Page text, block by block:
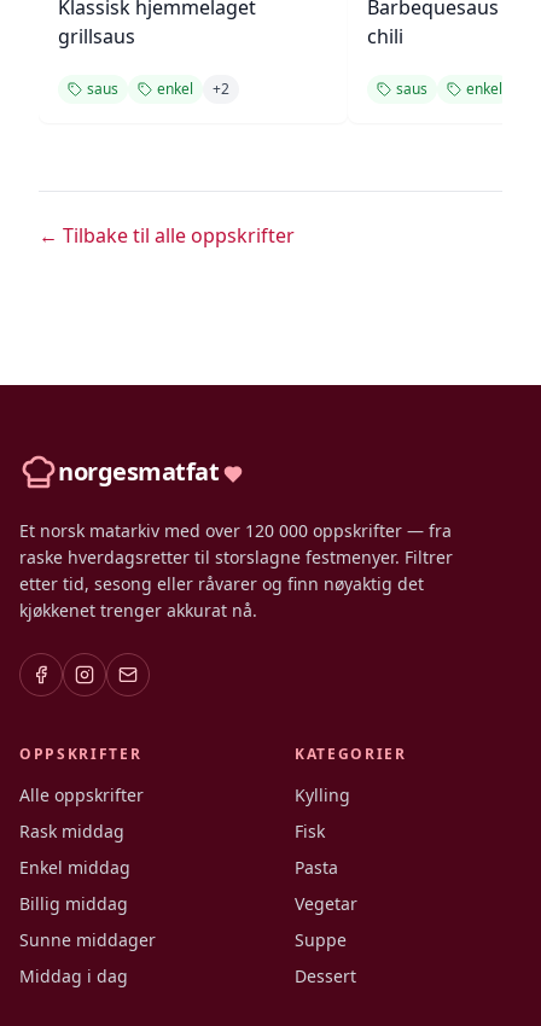
Klassisk hjemmelaget
grillsaus
saus enkel +2
Barbequesaus
chili
saus enkel
← Tilbake til alle oppskrifter
norgesmatfat
Et norsk matarkiv med over 120 000 oppskrifter — fra
raske hverdagsretter til storslagne festmenyer. Filtrer
etter tid, sesong eller råvarer og finn nøyaktig det
kjøkkenet trenger akkurat nå.
OPPSKRIFTER
Alle oppskrifter
Rask middag
Enkel middag
Billig middag
Sunne middager
Middag i dag
KATEGORIER
Kylling
Fisk
Pasta
Vegetar
Suppe
Dessert